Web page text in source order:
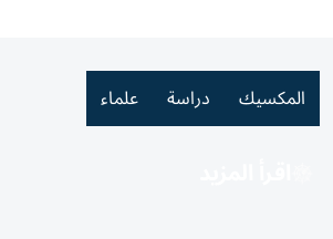
المكسيك دراسة علماء